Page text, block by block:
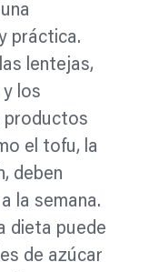
práctica.
lentejas,
y los
productos
el tofu, la
deben
la semana.
dieta puede
de azúcar